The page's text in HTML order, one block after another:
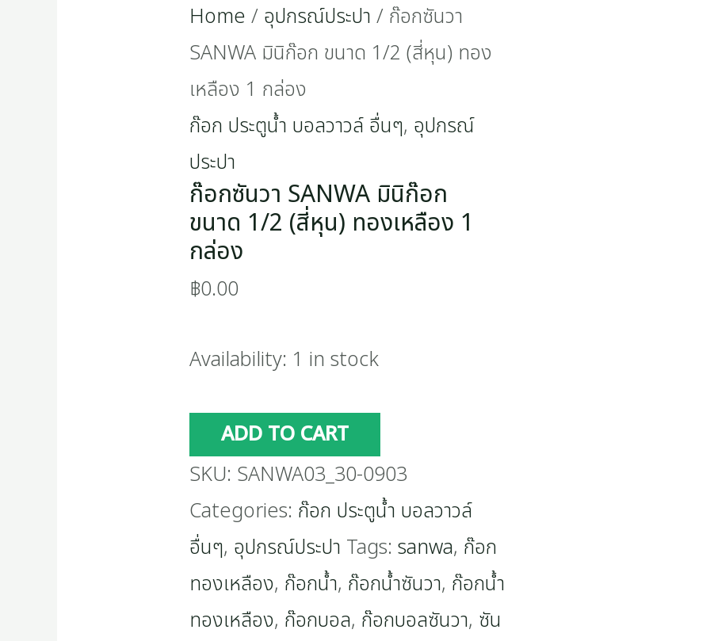
Home / อุปกรณ์ประปา / ก๊อกซันวา
SANWA มินิก๊อก ขนาด 1/2 (สี่หุน) ทอง
เหลือง 1 กล่อง
ก๊อก ประตูน้ำ บอลวาวล์ อื่นๆ, อุปกรณ์
ประปา
ก๊อกซันวา SANWA มินิก๊อก
ขนาด 1/2 (สี่หุน) ทองเหลือง 1
กล่อง
฿0.00
Availability: 1 in stock
1
กล่อง
quantity
ADD TO CART
SKU: SANWA03_30-0903
Categories: ก๊อก ประตูน้ำ บอลวาวล์
อื่นๆ, อุปกรณ์ประปา Tags: sanwa, ก๊อก
ทองเหลือง, ก๊อกน้ำ, ก๊อกน้ำซันวา, ก๊อกน้ำ
ทองเหลือง, ก๊อกบอล, ก๊อกบอลซันวา, ซัน